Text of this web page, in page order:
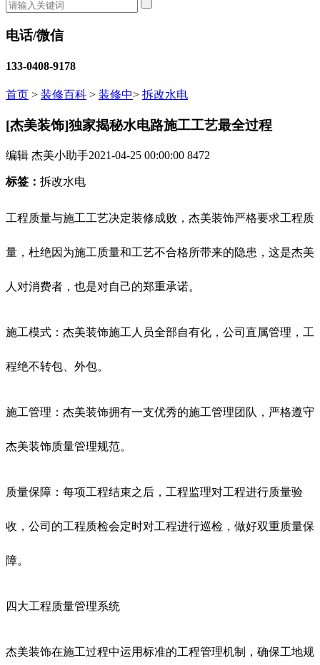
电话/微信
133-0408-9178
首页 > 装修百科 > 装修中> 拆改水电
[杰美装饰]独家揭秘水电路施工工艺最全过程
编辑 杰美小助手2021-04-25 00:00:00 8472
标签： 拆改水电
工程质量与施工工艺决定装修成败，杰美装饰严格要求工程质
量，杜绝因为施工质量和工艺不合格所带来的隐患，这是杰美
人对消费者，也是对自己的郑重承诺。
施工模式：杰美装饰施工人员全部自有化，公司直属管理，工
程绝不转包、外包。
施工管理：杰美装饰拥有一支优秀的施工管理团队，严格遵守
杰美装饰质量管理规范。
质量保障：每项工程结束之后，工程监理对工程进行质量验
收，公司的工程质检会定时对工程进行巡检，做好双重质量保
障。
四大工程质量管理系统
杰美装饰在施工过程中运用标准的工程管理机制，确保工地规